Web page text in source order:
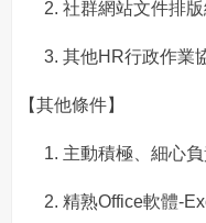
社群網站文件排版
其他HR行政作業
【其他條件】
主動積極、細心
精熟Office軟體-